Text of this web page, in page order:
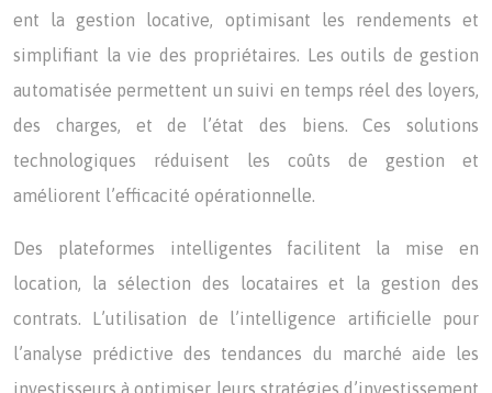
ent la gestion locative, optimisant les rendements et
simplifiant la vie des propriétaires. Les outils de gestion
automatisée permettent un suivi en temps réel des loyers,
des charges, et de l’état des biens. Ces solutions
technologiques réduisent les coûts de gestion et
améliorent l’efficacité opérationnelle.
Des plateformes intelligentes facilitent la mise en
location, la sélection des locataires et la gestion des
contrats. L’utilisation de l’intelligence artificielle pour
l’analyse prédictive des tendances du marché aide les
investisseurs à optimiser leurs stratégies d’investissement